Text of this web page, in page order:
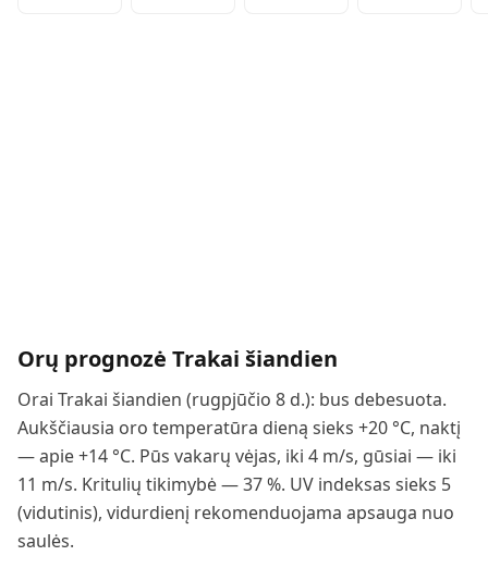
Orų prognozė Trakai šiandien
Orai Trakai šiandien (rugpjūčio 8 d.): bus debesuota.
Aukščiausia oro temperatūra dieną sieks +20 °C, naktį
— apie +14 °C. Pūs vakarų vėjas, iki 4 m/s, gūsiai — iki
11 m/s. Kritulių tikimybė — 37 %. UV indeksas sieks 5
(vidutinis), vidurdienį rekomenduojama apsauga nuo
saulės.